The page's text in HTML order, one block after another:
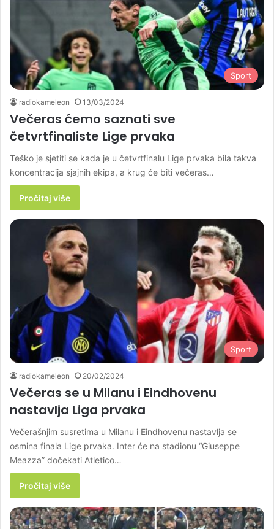
Sport
radiokameleon 13/03/2024
Večeras ćemo saznati sve
četvrtfinaliste Lige prvaka
Teško je sjetiti se kada je u četvrtfinalu Lige prvaka bila takva
koncentracija sjajnih ekipa, a krug će biti večeras…
Pročitaj više
Sport
radiokameleon 20/02/2024
Večeras se u Milanu i Eindhovenu
nastavlja Liga prvaka
Večerašnjim susretima u Milanu i Eindhovenu nastavlja se
osmina finala Lige prvaka. Inter će na stadionu “Giuseppe
Meazza” dočekati Atletico…
Pročitaj više